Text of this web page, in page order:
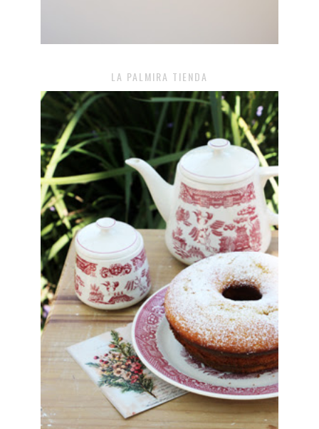
LA PALMIRA TIENDA